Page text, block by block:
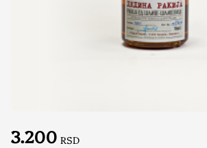
3.200 RSD